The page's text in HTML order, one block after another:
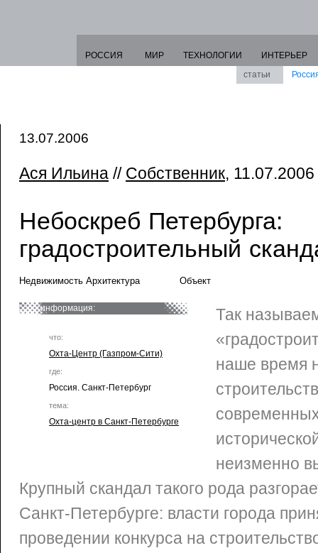
РОССИЯ МИР ТЕХНОЛОГИИ
ИНТЕРЬЕР
статьи
13.07.2006
Ася Ильина // Собственник,
Небоскреб Петербурга:
градостроительный
Недвижимость Архитектура Объект
информация:
что:
Охта-Центр (Газпром-Сити)
где:
Россия. Санкт-Петербург
тема:
Охта-центр в Санкт-Петербурге
Так
наше время
неизменно
Крупный скандал такого рода
Санкт-Петербурге: власти города
проведении конкурса на